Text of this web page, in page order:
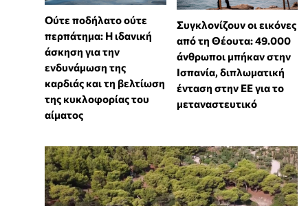
Ούτε ποδήλατο ούτε
περπάτημα: Η ιδανική
άσκηση για την
ενδυνάμωση της
καρδιάς και τη βελτίωση
της κυκλοφορίας του
αίματος
Συγκλονίζουν οι εικόνες
από τη Θέουτα: 49.000
άνθρωποι μπήκαν στην
Ισπανία, διπλωματική
ένταση στην ΕΕ για το
μεταναστευτικό